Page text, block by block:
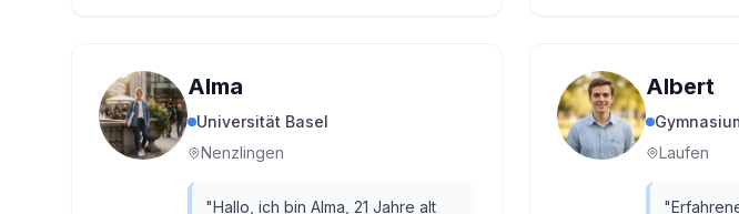
Alma
Universität Basel
Nenzlingen
"Hallo, ich bin Alma, 21 Jahre alt
Albert
Laufen
"